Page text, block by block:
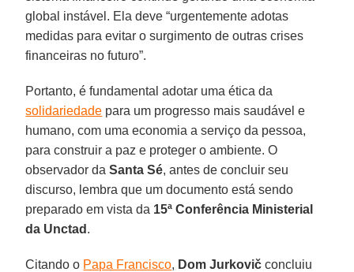
global instável. Ela deve “urgentemente adotas
medidas para evitar o surgimento de outras crises
financeiras no futuro”.
Portanto, é fundamental adotar uma ética da
solidariedade para um progresso mais saudável e
humano, com uma economia a serviço da pessoa,
para construir a paz e proteger o ambiente. O
observador daSanta Sé, antes de concluir seu
discurso, lembra que um documento está sendo
preparado em vista da 15ª Conferência Ministerial
da Unctad .
Citando o Papa Francisco, Dom Jurkovič concluiu